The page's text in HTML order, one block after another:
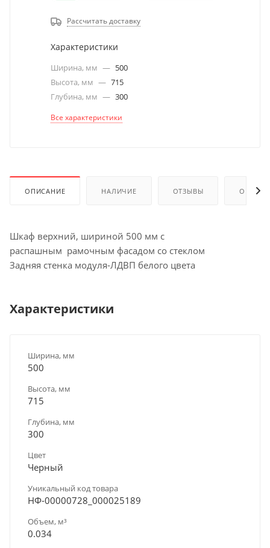
Рассчитать доставку
Характеристики
Ширина, мм — 500
Высота, мм — 715
Глубина, мм — 300
Все характеристики
ОПИСАНИЕ НАЛИЧИЕ ОТЗЫВЫ ОПЛАТА
Шкаф верхний, шириной 500 мм с
распашным рамочным фасадом со стеклом
Задняя стенка модуля-ЛДВП белого цвета
Характеристики
Ширина, мм
500
Высота, мм
715
Глубина, мм
300
Цвет
Черный
Уникальный код товара
НФ-00000728_000025189
Объем, м³
0.034